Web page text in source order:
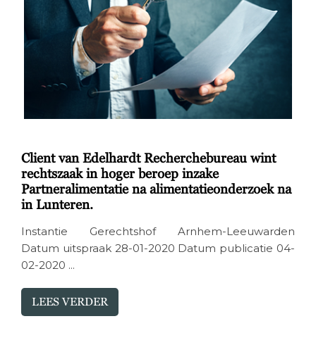
Client van Edelhardt Recherchebureau wint
rechtszaak in hoger beroep inzake
Partneralimentatie na alimentatieonderzoek na
in Lunteren.
Instantie Gerechtshof Arnhem-Leeuwarden
Datum uitspraak 28-01-2020 Datum publicatie 04-
02-2020 ...
LEES VERDER